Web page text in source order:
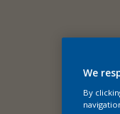
We
By